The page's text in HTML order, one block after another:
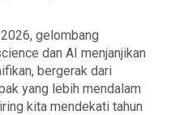
gelombang
dan AI menjanjikan
bergerak dari
yang lebih mendalam
kita mendekati tahun